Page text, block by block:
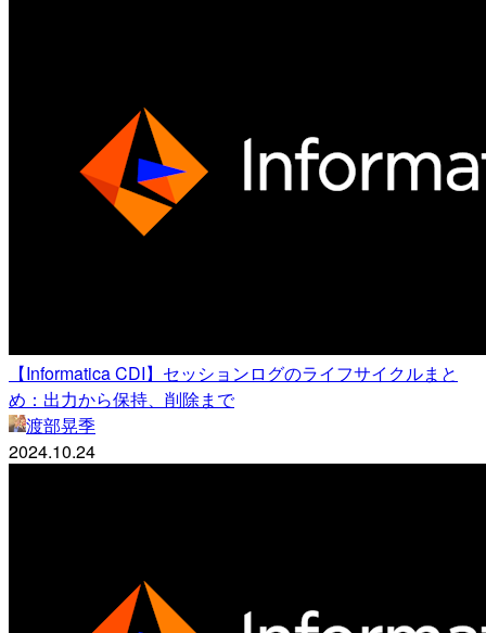
【Informatica CDI】セッションログのライフサイクルまと
め：出力から保持、削除まで
渡部晃季
2024.10.24